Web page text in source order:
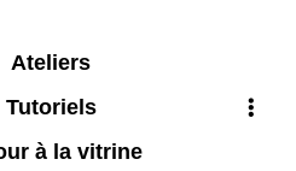
Ateliers
Tutoriels
à la vitrine